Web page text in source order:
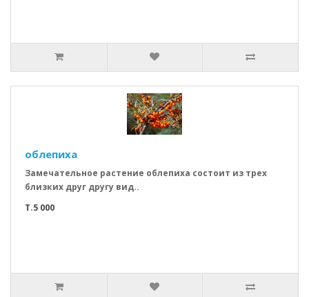
облепиха
Замечательное растение облепиха состоит из трех
близких друг другу вид..
T.5 000